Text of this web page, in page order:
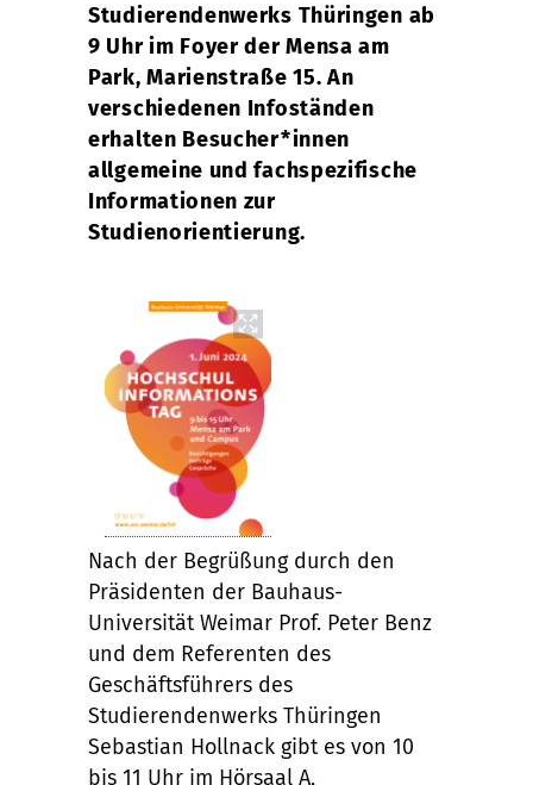
Studierendenwerks Thüringen ab
9 Uhr im Foyer der Mensa am
Park, Marienstraße 15. An
verschiedenen Infoständen
erhalten Besucher*innen
allgemeine und fachspezifische
Informationen zur
Studienorientierung.
Nach der Begrüßung durch den
Präsidenten der Bauhaus-
Universität Weimar Prof. Peter Benz
und dem Referenten des
Geschäftsführers des
Studierendenwerks Thüringen
Sebastian Hollnack gibt es von 10
bis 11 Uhr im Hörsaal A,